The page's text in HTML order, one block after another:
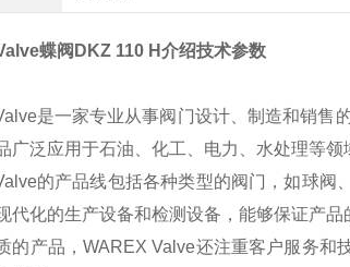
蝶阀DKZ 110 H介绍技术参数
是一家专业从事阀门设计、制造和销售
广泛应用于石油、化工、电力、水处理等领
的产品线包括各种类型的阀门，如球阀
代化的生产设备和检测设备，能够保证产品
的产品，WAREX Valve还注重客户服务